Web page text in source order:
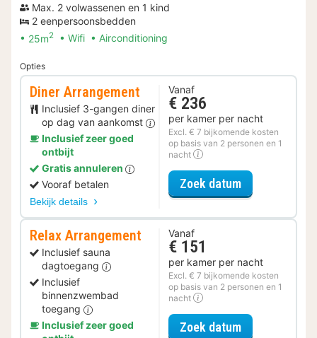
Max. 2 volwassenen en 1 kind
2 eenpersoonsbedden
25m2 Wifi Airconditioning
Opties
Diner Arrangement
Inclusief 3-gangen diner
op dag van aankomst
Inclusief zeer goed
ontbijt
Gratis annuleren
Vooraf betalen
Bekijk details
Vanaf
€ 236
per kamer per nacht
Excl. € 7 bijkomende kosten
op basis van 2 personen en 1
nacht
Zoek datumvoor Diner
Relax Arrangement
Inclusief sauna
dagtoegang
Inclusief
binnenzwembad
toegang
Inclusief zeer goed
Vanaf
€ 151
per kamer per nacht
Excl. € 7 bijkomende kosten
op basis van 2 personen en 1
nacht
Zoek datumvoor Relax